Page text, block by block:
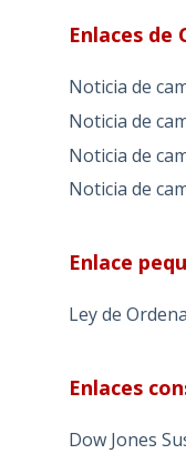
Enlaces de
Noticia de
Noticia de
Noticia de
Noticia de
Enlace
Ley de
Enlaces
Dow Jones